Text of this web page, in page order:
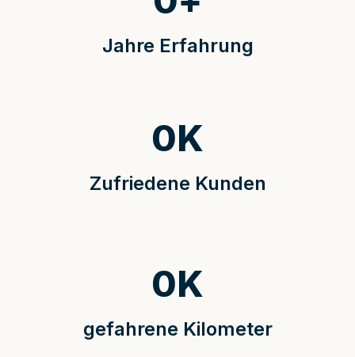
Jahre Erfahrung
Zufriedene Kunden
0K
gefahrene Kilometer
0K